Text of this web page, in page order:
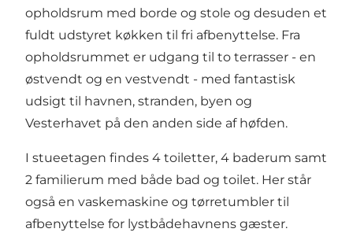
opholdsrum med borde og stole og desuden et
fuldt udstyret køkken til fri afbenyttelse. Fra
opholdsrummet er udgang til to terrasser - en
østvendt og en vestvendt - med fantastisk
udsigt til havnen, stranden, byen og
Vesterhavet på den anden side af høfden.
I stueetagen findes 4 toiletter, 4 baderum samt
2 familierum med både bad og toilet. Her står
også en vaskemaskine og tørretumbler til
afbenyttelse for lystbådehavnens gæster.